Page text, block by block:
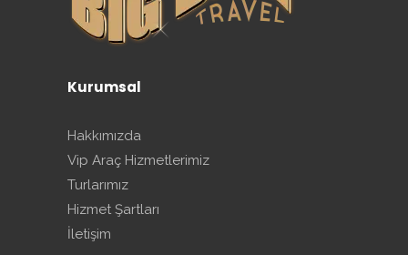
Kurumsal
Hakkımızda
Vip Araç Hizmetlerimiz
Turlarımız
Hizmet Şartları
İletişim